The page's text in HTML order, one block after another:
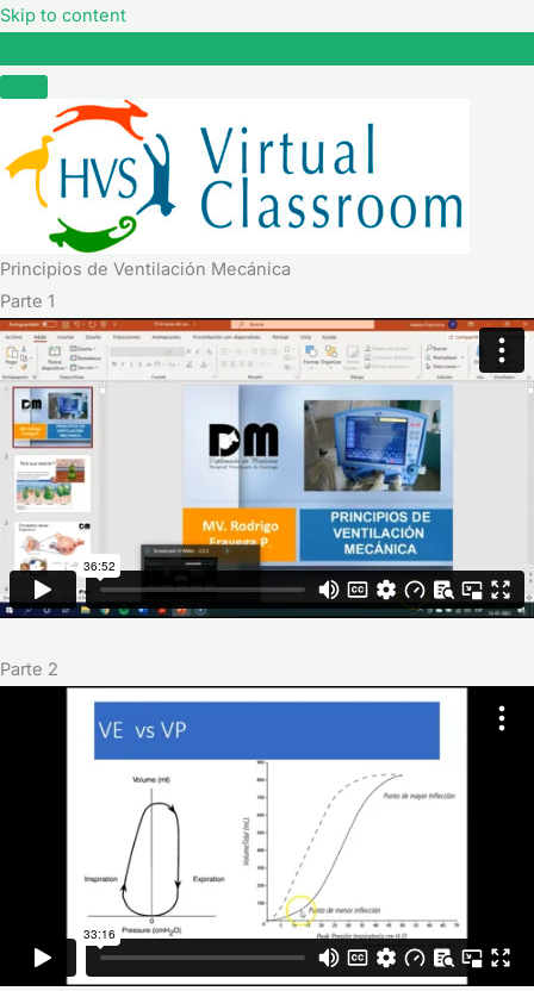
Skip to content
Principios de Ventilación Mecánica
Parte 1
Parte 2